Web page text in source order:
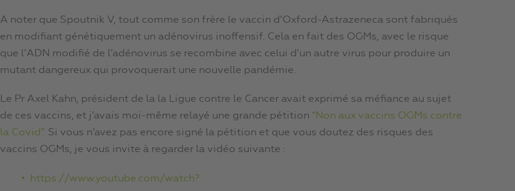
A noter que Spoutnik V, tout comme son frère le vaccin d’Oxford-Astrazeneca sont fabriqués
en modifiant génétiquement un adénovirus inoffensif. Cela en fait des OGMs, avec le risque
que l’ADN modifié de l’adénovirus se recombine avec celui d’un autre virus pour produire un
mutant dangereux qui provoquerait une nouvelle pandémie.
Le Pr Axel Kahn, président de la la Ligue contre le Cancer avait exprimé sa méfiance au sujet
de ces vaccins, et j’avais moi-même relayé une grande pétition “Non aux vaccins OGMs contre
la Covid”. Si vous n’avez pas encore signé la pétition et que vous doutez des risques des
vaccins OGMs, je vous invite à regarder la vidéo suivante :
https://www.youtube.com/watch?